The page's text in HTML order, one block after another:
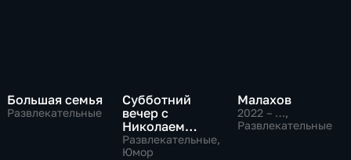
Большая семья
Развлекательные
Субботний
вечер с
Николаем
Басковым
Развлекательные,
Юмор
Малахов
2022 – …,
Развлекательные